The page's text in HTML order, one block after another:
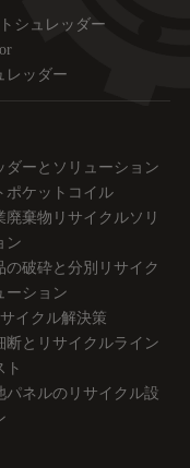
シュレッダー
レッダー
ダーとソリューション
ポケットコイル
廃棄物リサイクルソリ
ン
の破砕と分別リサイク
ーション
イクル解決策
断とリサイクルライン
ト
パネルのリサイクル設